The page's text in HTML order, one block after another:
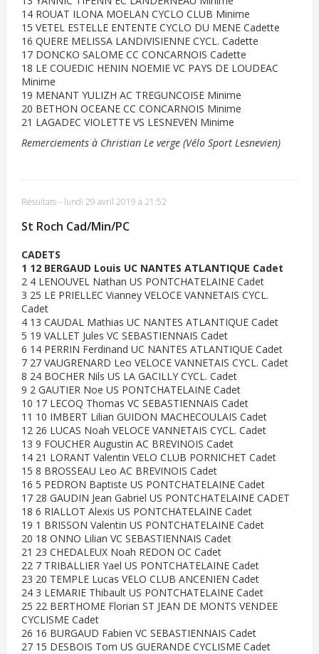
14 ROUAT ILONA MOELAN CYCLO CLUB Minime
15 VETEL ESTELLE ENTENTE CYCLO DU MENE Cadette
16 QUERE MELISSA LANDIVISIENNE CYCL. Cadette
17 DONCKO SALOME CC CONCARNOIS Cadette
18 LE COUEDIC HENIN NOEMIE VC PAYS DE LOUDEAC
Minime
19 MENANT YULIZH AC TREGUNCOISE Minime
20 BETHON OCEANE CC CONCARNOIS Minime
21 LAGADEC VIOLETTE VS LESNEVEN Minime
Remerciements à Christian Le verge (Vélo Sport Lesnevien)
Résultats - lundi 29 avril 2019 à 21:52
St Roch Cad/Min/PC
CADETS
1 12 BERGAUD Louis UC NANTES ATLANTIQUE Cadet
2 4 LENOUVEL Nathan US PONTCHATELAINE Cadet
3 25 LE PRIELLEC Vianney VELOCE VANNETAIS CYCL.
Cadet
4 13 CAUDAL Mathias UC NANTES ATLANTIQUE Cadet
5 19 VALLET Jules VC SEBASTIENNAIS Cadet
6 14 PERRIN Ferdinand UC NANTES ATLANTIQUE Cadet
7 27 VAUGRENARD Leo VELOCE VANNETAIS CYCL. Cadet
8 24 BOCHER Nils US LA GACILLY CYCL. Cadet
9 2 GAUTIER Noe US PONTCHATELAINE Cadet
10 17 LECOQ Thomas VC SEBASTIENNAIS Cadet
11 10 IMBERT Lilian GUIDON MACHECOULAIS Cadet
12 26 LUCAS Noah VELOCE VANNETAIS CYCL. Cadet
13 9 FOUCHER Augustin AC BREVINOIS Cadet
14 21 LORANT Valentin VELO CLUB PORNICHET Cadet
15 8 BROSSEAU Leo AC BREVINOIS Cadet
16 5 PEDRON Baptiste US PONTCHATELAINE Cadet
17 28 GAUDIN Jean Gabriel US PONTCHATELAINE CADET
18 6 RIALLOT Alexis US PONTCHATELAINE Cadet
19 1 BRISSON Valentin US PONTCHATELAINE Cadet
20 18 ONNO Lilian VC SEBASTIENNAIS Cadet
21 23 CHEDALEUX Noah REDON OC Cadet
22 7 TRIBALLIER Yael US PONTCHATELAINE Cadet
23 20 TEMPLE Lucas VELO CLUB ANCENIEN Cadet
24 3 LEMARIE Thibault US PONTCHATELAINE Cadet
25 22 BERTHOME Florian ST JEAN DE MONTS VENDEE
CYCLISME Cadet
26 16 BURGAUD Fabien VC SEBASTIENNAIS Cadet
27 15 DESBOIS Tom US GUERANDE CYCLISME Cadet